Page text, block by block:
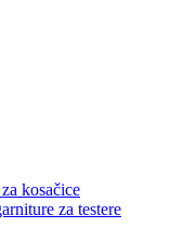
kosačice
za testere